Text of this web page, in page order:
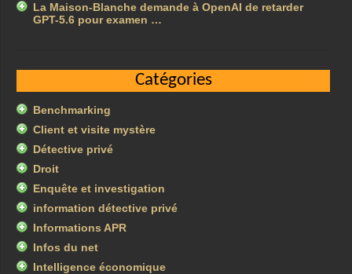
La Maison-Blanche demande à OpenAI de retarder
GPT-5.6 pour examen …
Catégories
Benchmarking
Client et visite mystère
Détective privé
Droit
Enquête et investigation
information détective privé
Informations APR
Infos du net
Intelligence économique